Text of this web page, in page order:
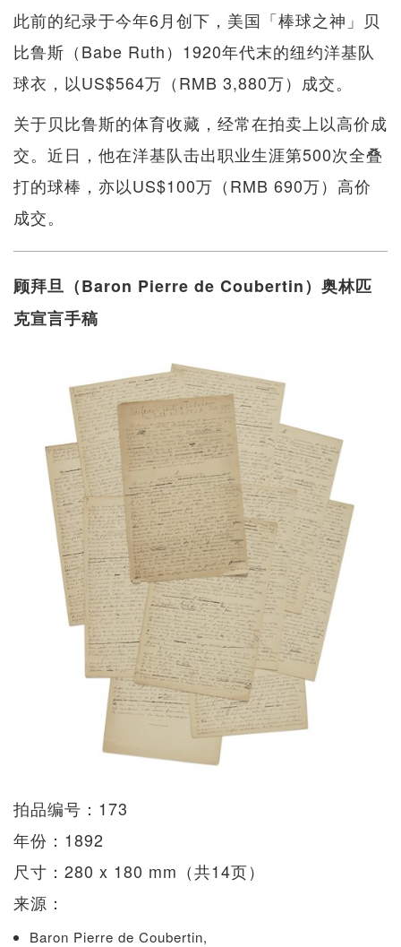
此前的纪录于今年6月创下，美国「棒球之神」贝
比鲁斯（Babe Ruth）1920年代末的纽约洋基队
球衣，以US$564万（RMB 3,880万）成交。
关于贝比鲁斯的体育收藏，经常在拍卖上以高价成
交。近日，他在洋基队击出职业生涯第500次全叠
打的球棒，亦以US$100万（RMB 690万）高价
成交。
顾拜旦（Baron Pierre de Coubertin）奥林匹
克宣言手稿
拍品编号：173
年份：1892
尺寸：280 x 180 mm（共14页）
来源：
Baron Pierre de Coubertin,